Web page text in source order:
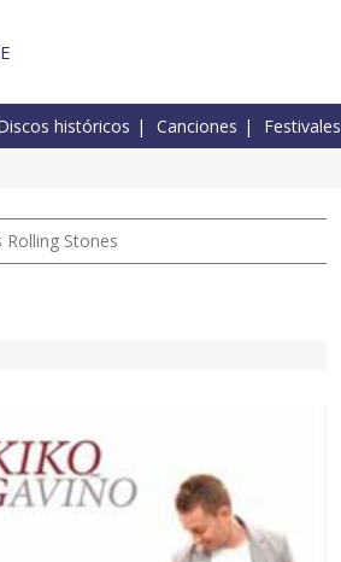
históricos Canciones Festivales
Stones